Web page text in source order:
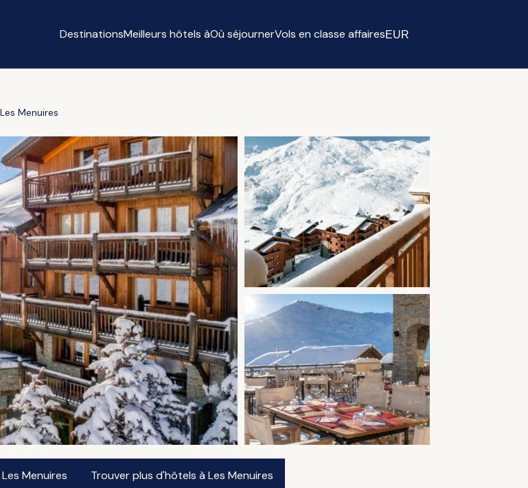
DestinationsMeilleurs hôtels àOù séjournerVols en classe affairesEUR
Les Menuires
Menuires Trouver plus d'hôtels à Les Menuires